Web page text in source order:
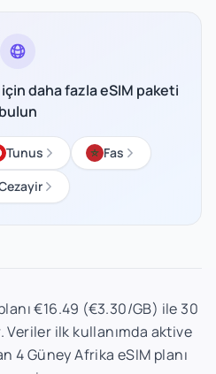
daha fazla eSIM paketi
bulun
Tunus
Fas
€16.49 (€3.30/GB) ile 30
ilk kullanımda aktive
4 Güney Afrika eSIM planı